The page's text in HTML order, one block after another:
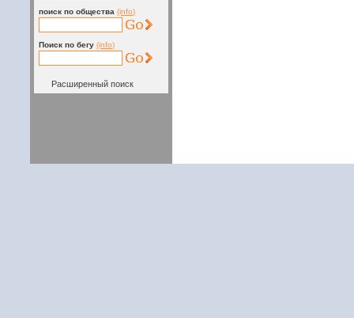
поиск по общества (info)
Поиск по бегу (info)
Расширенный поиск